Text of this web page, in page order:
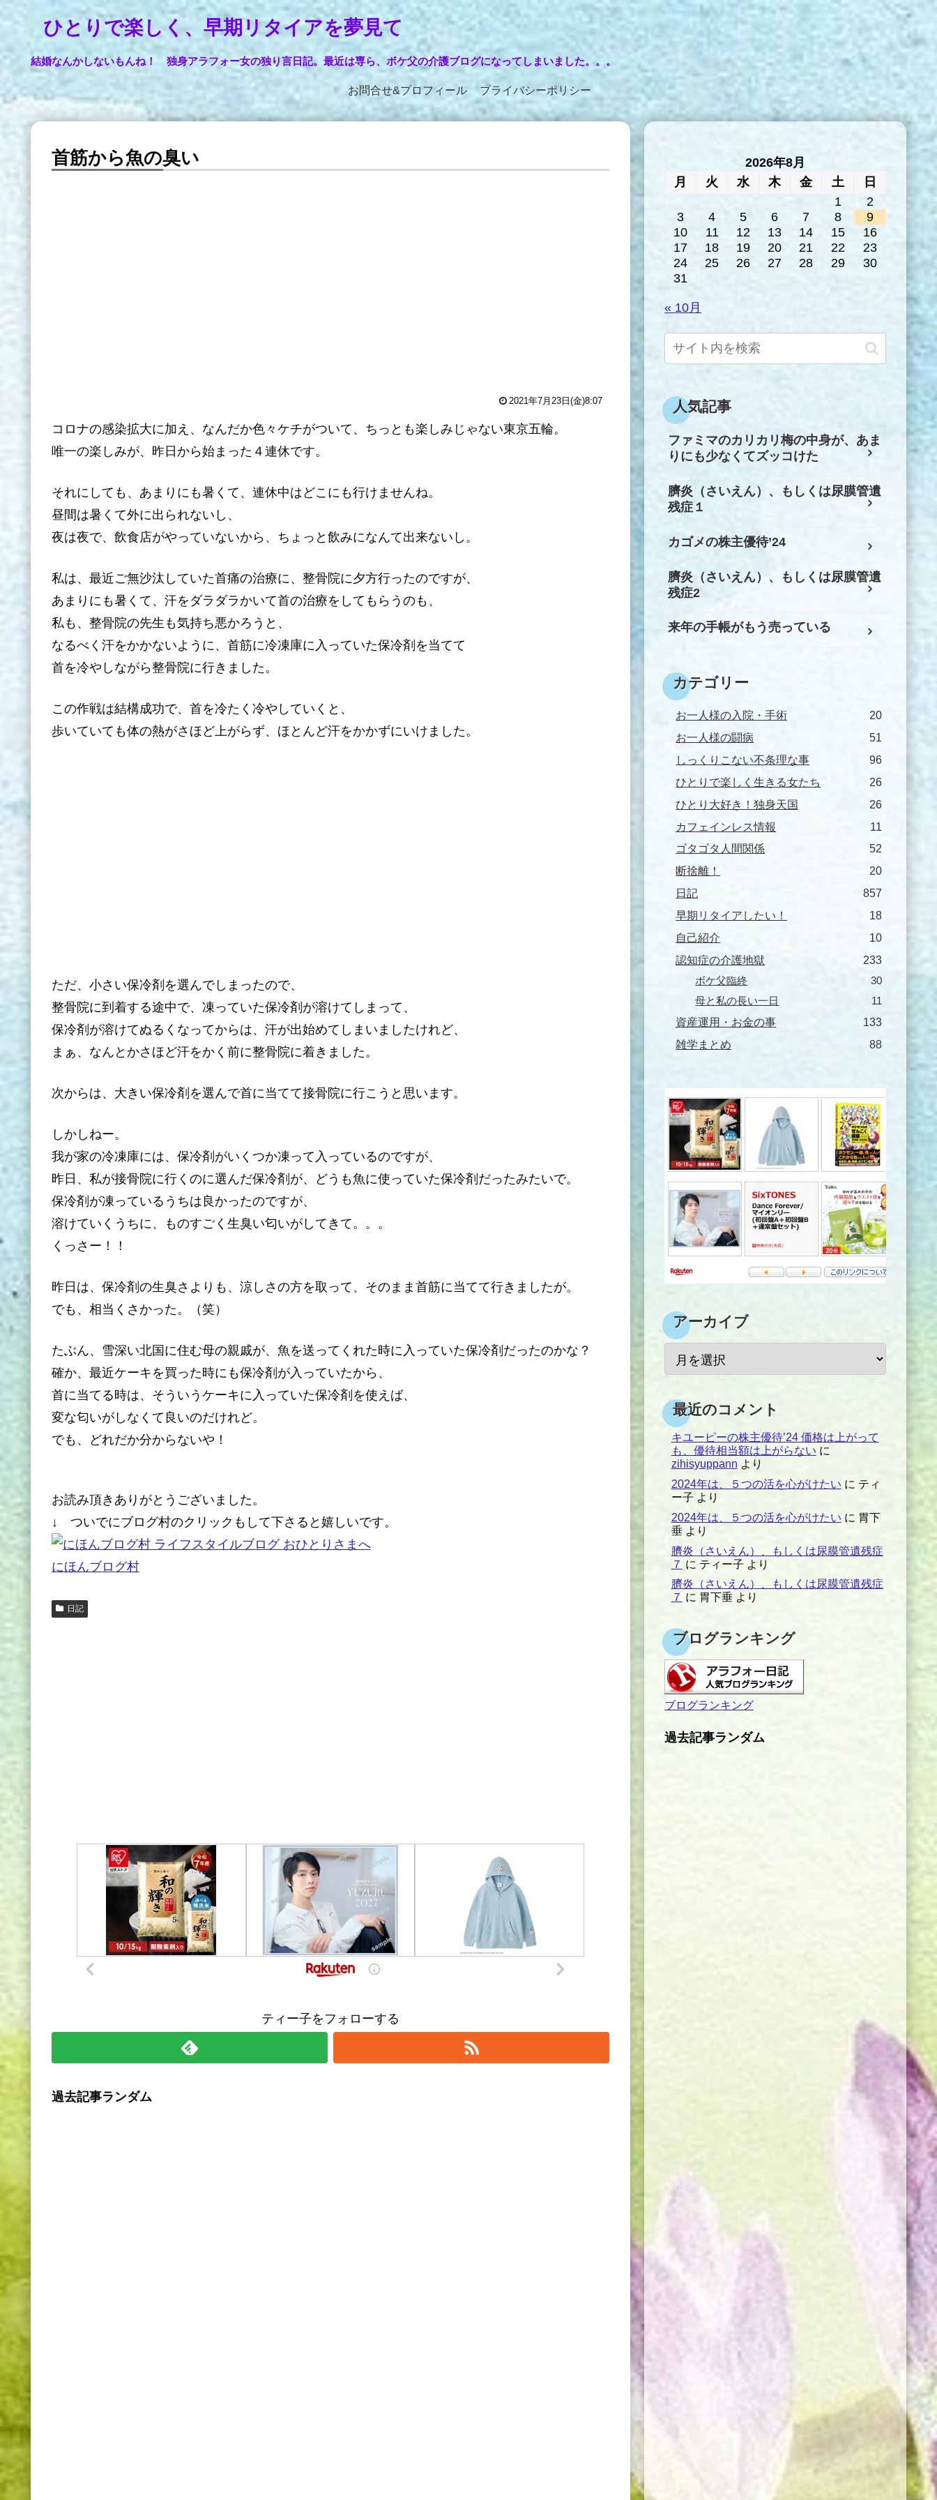
ひとりで楽しく、早期リタイアを夢見て
結婚なんかしないもんね！ 独身アラフォー女の独り言日記。最近は専ら、ボケ父の介護ブログになってしまいました。。。
お問合せ&プロフィールプライバシーポリシー
首筋から魚の臭い
2021年7月23日(金)8:07
コロナの感染拡大に加え、なんだか色々ケチがついて、ちっとも楽しみじゃない東京五輪。
唯一の楽しみが、昨日から始まった４連休です。
それにしても、あまりにも暑くて、連休中はどこにも行けませんね。
昼間は暑くて外に出られないし、
夜は夜で、飲食店がやっていないから、ちょっと飲みになんて出来ないし。
私は、最近ご無沙汰していた首痛の治療に、整骨院に夕方行ったのですが、
あまりにも暑くて、汗をダラダラかいて首の治療をしてもらうのも、
私も、整骨院の先生も気持ち悪かろうと、
なるべく汗をかかないように、首筋に冷凍庫に入っていた保冷剤を当てて
首を冷やしながら整骨院に行きました。
この作戦は結構成功で、首を冷たく冷やしていくと、
歩いていても体の熱がさほど上がらず、ほとんど汗をかかずにいけました。
ただ、小さい保冷剤を選んでしまったので、
整骨院に到着する途中で、凍っていた保冷剤が溶けてしまって、
保冷剤が溶けてぬるくなってからは、汗が出始めてしまいましたけれど、
まぁ、なんとかさほど汗をかく前に整骨院に着きました。
次からは、大きい保冷剤を選んで首に当てて接骨院に行こうと思います。
しかしねー。
我が家の冷凍庫には、保冷剤がいくつか凍って入っているのですが、
昨日、私が接骨院に行くのに選んだ保冷剤が、どうも魚に使っていた保冷剤だったみたいで。
保冷剤が凍っているうちは良かったのですが、
溶けていくうちに、ものすごく生臭い匂いがしてきて。。。
くっさー！！
昨日は、保冷剤の生臭さよりも、涼しさの方を取って、そのまま首筋に当てて行きましたが。
でも、相当くさかった。（笑）
たぶん、雪深い北国に住む母の親戚が、魚を送ってくれた時に入っていた保冷剤だったのかな？
確か、最近ケーキを買った時にも保冷剤が入っていたから、
首に当てる時は、そういうケーキに入っていた保冷剤を使えば、
変な匂いがしなくて良いのだけれど。
でも、どれだか分からないや！
お読み頂きありがとうございました。
↓ ついでにブログ村のクリックもして下さると嬉しいです。
にほんブログ村
日記
ティー子をフォローする
過去記事ランダム
2026年8月
月
火 水 木 金 土
日
1
2
3
4 5 6 7 8
9
10
11 12 13 14 15
16
17
18 19 20 21 22
23
24
25 26 27 28 29
30
31
« 10月
人気記事
ファミマのカリカリ梅の中身が、あま
りにも少なくてズッコけた
臍炎（さいえん）、もしくは尿膜管遺
残症１
カゴメの株主優待’24
臍炎（さいえん）、もしくは尿膜管遺
残症2
来年の手帳がもう売っている
カテゴリー
お一人様の入院・手術
20
お一人様の闘病
51
しっくりこない不条理な事
96
ひとりで楽しく生きる女たち
26
ひとり大好き！独身天国
26
カフェインレス情報
11
ゴタゴタ人間関係
52
断捨離！
20
日記
857
早期リタイアしたい！
18
自己紹介
10
認知症の介護地獄
233
ボケ父臨終
30
母と私の長い一日
11
資産運用・お金の事
133
雑学まとめ
88
アーカイブ
最近のコメント
キユーピーの株主優待’24 価格は上がって
も、優待相当額は上がらない に
zihisyuppann より
2024年は、５つの活を心がけたい に ティ
ー子 より
2024年は、５つの活を心がけたい に 胃下
垂より
臍炎（さいえん）、もしくは尿膜管遺残症
７ に ティー子 より
臍炎（さいえん）、もしくは尿膜管遺残症
７ に 胃下垂より
ブログランキング
ブログランキング
過去記事ランダム